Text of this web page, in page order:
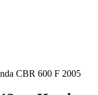
CBR 600 F 2005